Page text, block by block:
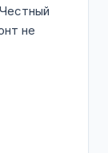
не